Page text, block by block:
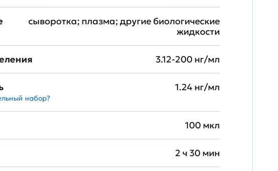
сыворотка; плазма; другие биологические
жидкости
3.12-200 нг/мл
набор?
1.24 нг/мл
100 мкл
2 ч 30 мин